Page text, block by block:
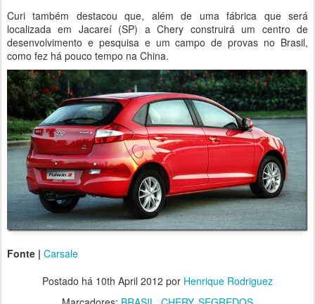
Curi também destacou que, além de uma fábrica que será
localizada em Jacareí (SP) a Chery construirá um centro de
desenvolvimento e pesquisa e um campo de provas no Brasil,
como fez há pouco tempo na China.
Fonte | Carsale
Postado há 10th April 2012 por Henrique Rodriguez